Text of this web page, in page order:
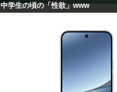
中学生の頃の「性欲」www